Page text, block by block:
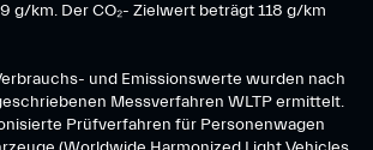
g/km. Der CO₂- Zielwert beträgt 118 g/km
und Emissionswerte wurden nach
Messverfahren WLTP ermittelt.
Prüfverfahren für Personenwagen